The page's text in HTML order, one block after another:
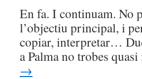
En fa. I continuam. No
l’objectiu principal, i
copiar, interpretar…
a Palma no trobes
→